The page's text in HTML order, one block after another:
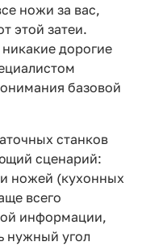
ножи за вас,
этой затеи.
дорогие
базовой
станков
сценарий:
ножей (кухонных
всего
информации,
нужный угол